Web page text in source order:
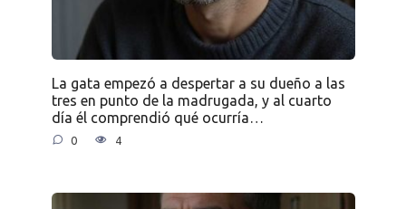
La gata empezó a despertar a su dueño a las
tres en punto de la madrugada, y al cuarto
día él comprendió qué ocurría…
0 4